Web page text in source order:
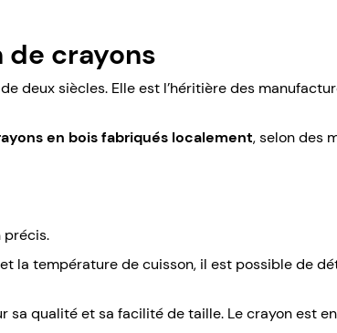
crayons
deux siècles. Elle est l’héritière des
en bois fabriqués localement, selon des
précis.
la température de cuisson, il est possible de
sa qualité et sa facilité de taille. Le crayon est